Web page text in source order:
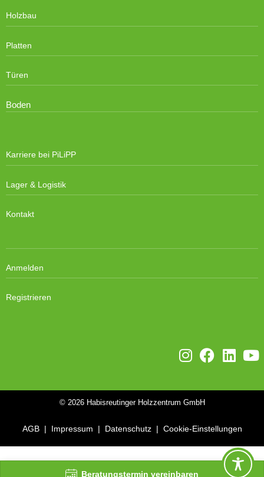
Holzbau
Platten
Türen
Boden
Karriere bei PiLiPP
Lager & Logistik
Kontakt
Anmelden
Registrieren
© 2026 Habisreutinger Holzzentrum GmbH
AGB| Impressum | Datenschutz| Cookie-Einstellungen
Beratungstermin vereinbaren